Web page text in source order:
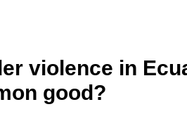
violence in
good?